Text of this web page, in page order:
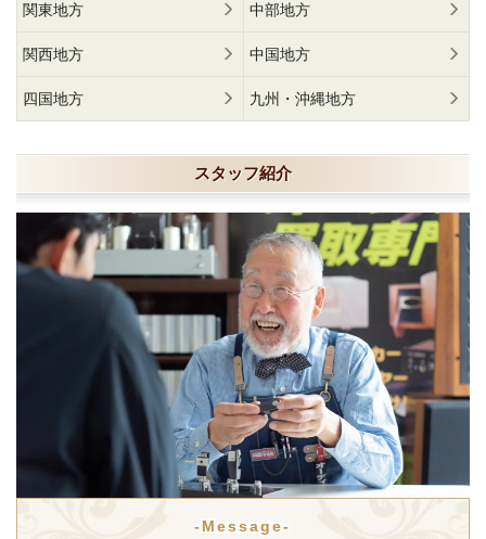
関東地方 中部地方
関西地方 中国地方
四国地方 九州・沖縄地方
スタッフ紹介
-Message-